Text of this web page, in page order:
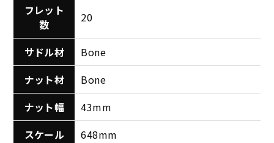
フレット
数
20
サドル材
Bone
ナット材
Bone
ナット幅
43mm
スケール
648mm